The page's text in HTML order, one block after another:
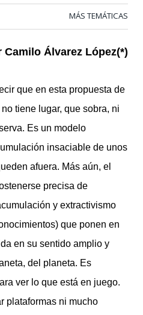
MÁS TEMÁTICAS
Camilo Álvarez López(*)
que en esta propuesta de
tiene lugar, que sobra, ni
Es un modelo
insaciable de unos
afuera. Más aún, el
precisa de
y extractivismo
que ponen en
en su sentido amplio y
del planeta. Es
ver lo que está en juego.
plataformas ni mucho